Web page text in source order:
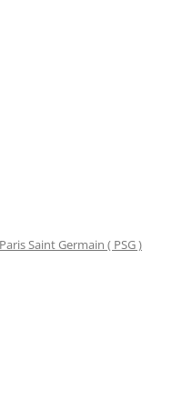
Saint Germain ( PSG )